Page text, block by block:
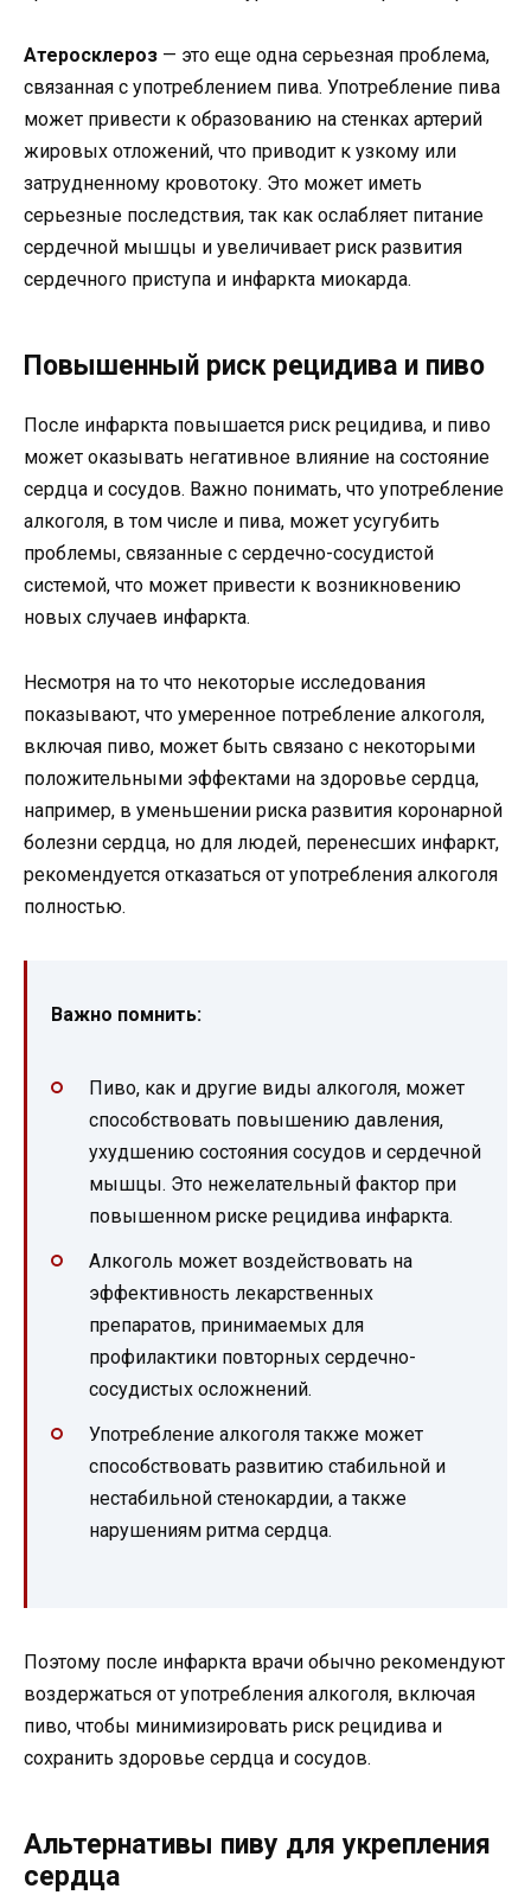
Атеросклероз — это еще одна серьезная проблема,
связанная с употреблением пива. Употребление пива
может привести к образованию на стенках артерий
жировых отложений, что приводит к узкому или
затрудненному кровотоку. Это может иметь
серьезные последствия, так как ослабляет питание
сердечной мышцы и увеличивает риск развития
сердечного приступа и инфаркта миокарда.
Повышенный риск рецидива и пиво
После инфаркта повышается риск рецидива, и пиво
может оказывать негативное влияние на состояние
сердца и сосудов. Важно понимать, что употребление
алкоголя, в том числе и пива, может усугубить
проблемы, связанные с сердечно-сосудистой
системой, что может привести к возникновению
новых случаев инфаркта.
Несмотря на то что некоторые исследования
показывают, что умеренное потребление алкоголя,
включая пиво, может быть связано с некоторыми
положительными эффектами на здоровье сердца,
например, в уменьшении риска развития коронарной
болезни сердца, но для людей, перенесших инфаркт,
рекомендуется отказаться от употребления алкоголя
полностью.
Важно помнить:
Пиво, как и другие виды алкоголя, может
способствовать повышению давления,
ухудшению состояния сосудов и сердечной
мышцы. Это нежелательный фактор при
повышенном риске рецидива инфаркта.
Алкоголь может воздействовать на
эффективность лекарственных
препаратов, принимаемых для
профилактики повторных сердечно-
сосудистых осложнений.
Употребление алкоголя также может
способствовать развитию стабильной и
нестабильной стенокардии, а также
нарушениям ритма сердца.
Поэтому после инфаркта врачи обычно рекомендуют
воздержаться от употребления алкоголя, включая
пиво, чтобы минимизировать риск рецидива и
сохранить здоровье сердца и сосудов.
Альтернативы пиву для укрепления
сердца